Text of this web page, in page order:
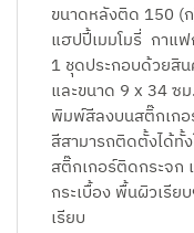
ขนาดหลังติด 150 (
แฮปปี้เมมโมรี่ กาแ
1 ชุดประกอบด้วยสิ
และขนาด 9 x 34
พิมพ์สีลงบนสติ๊กเกอ
สีสามารถติดตั้งได้ทั้
สติ๊กเกอร์ติดกระจก
กระเบื้อง พื้นผิวเรี
เรียบ